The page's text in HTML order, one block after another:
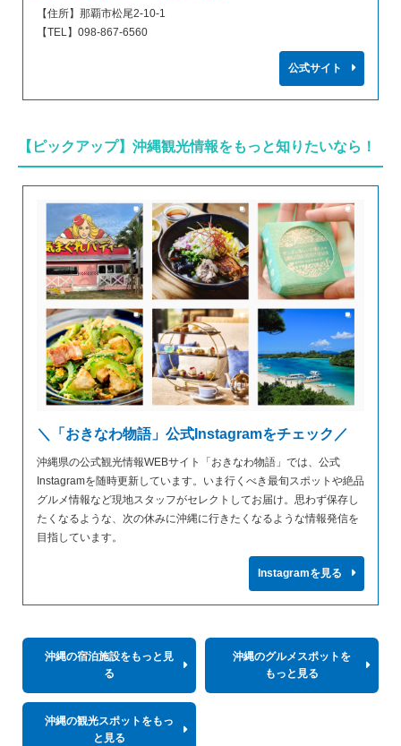
【住所】那覇市松尾2-10-1
【TEL】098-867-6560
公式サイト
【ピックアップ】沖縄観光情報をもっと知りたいなら！
＼「おきなわ物語」公式Instagramをチェック／
沖縄県の公式観光情報WEBサイト「おきなわ物語」では、公式
Instagramを随時更新しています。いま行くべき最旬スポットや絶品
グルメ情報など現地スタッフがセレクトしてお届け。思わず保存し
たくなるような、次の休みに沖縄に行きたくなるような情報発信を
目指しています。
Instagramを見る
沖縄の宿泊施設をもっと見
る
沖縄のグルメスポットを
もっと見る
沖縄の観光スポットをもっ
と見る